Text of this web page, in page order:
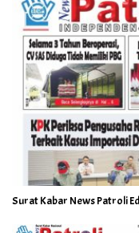
Surat Kabar News Patroli